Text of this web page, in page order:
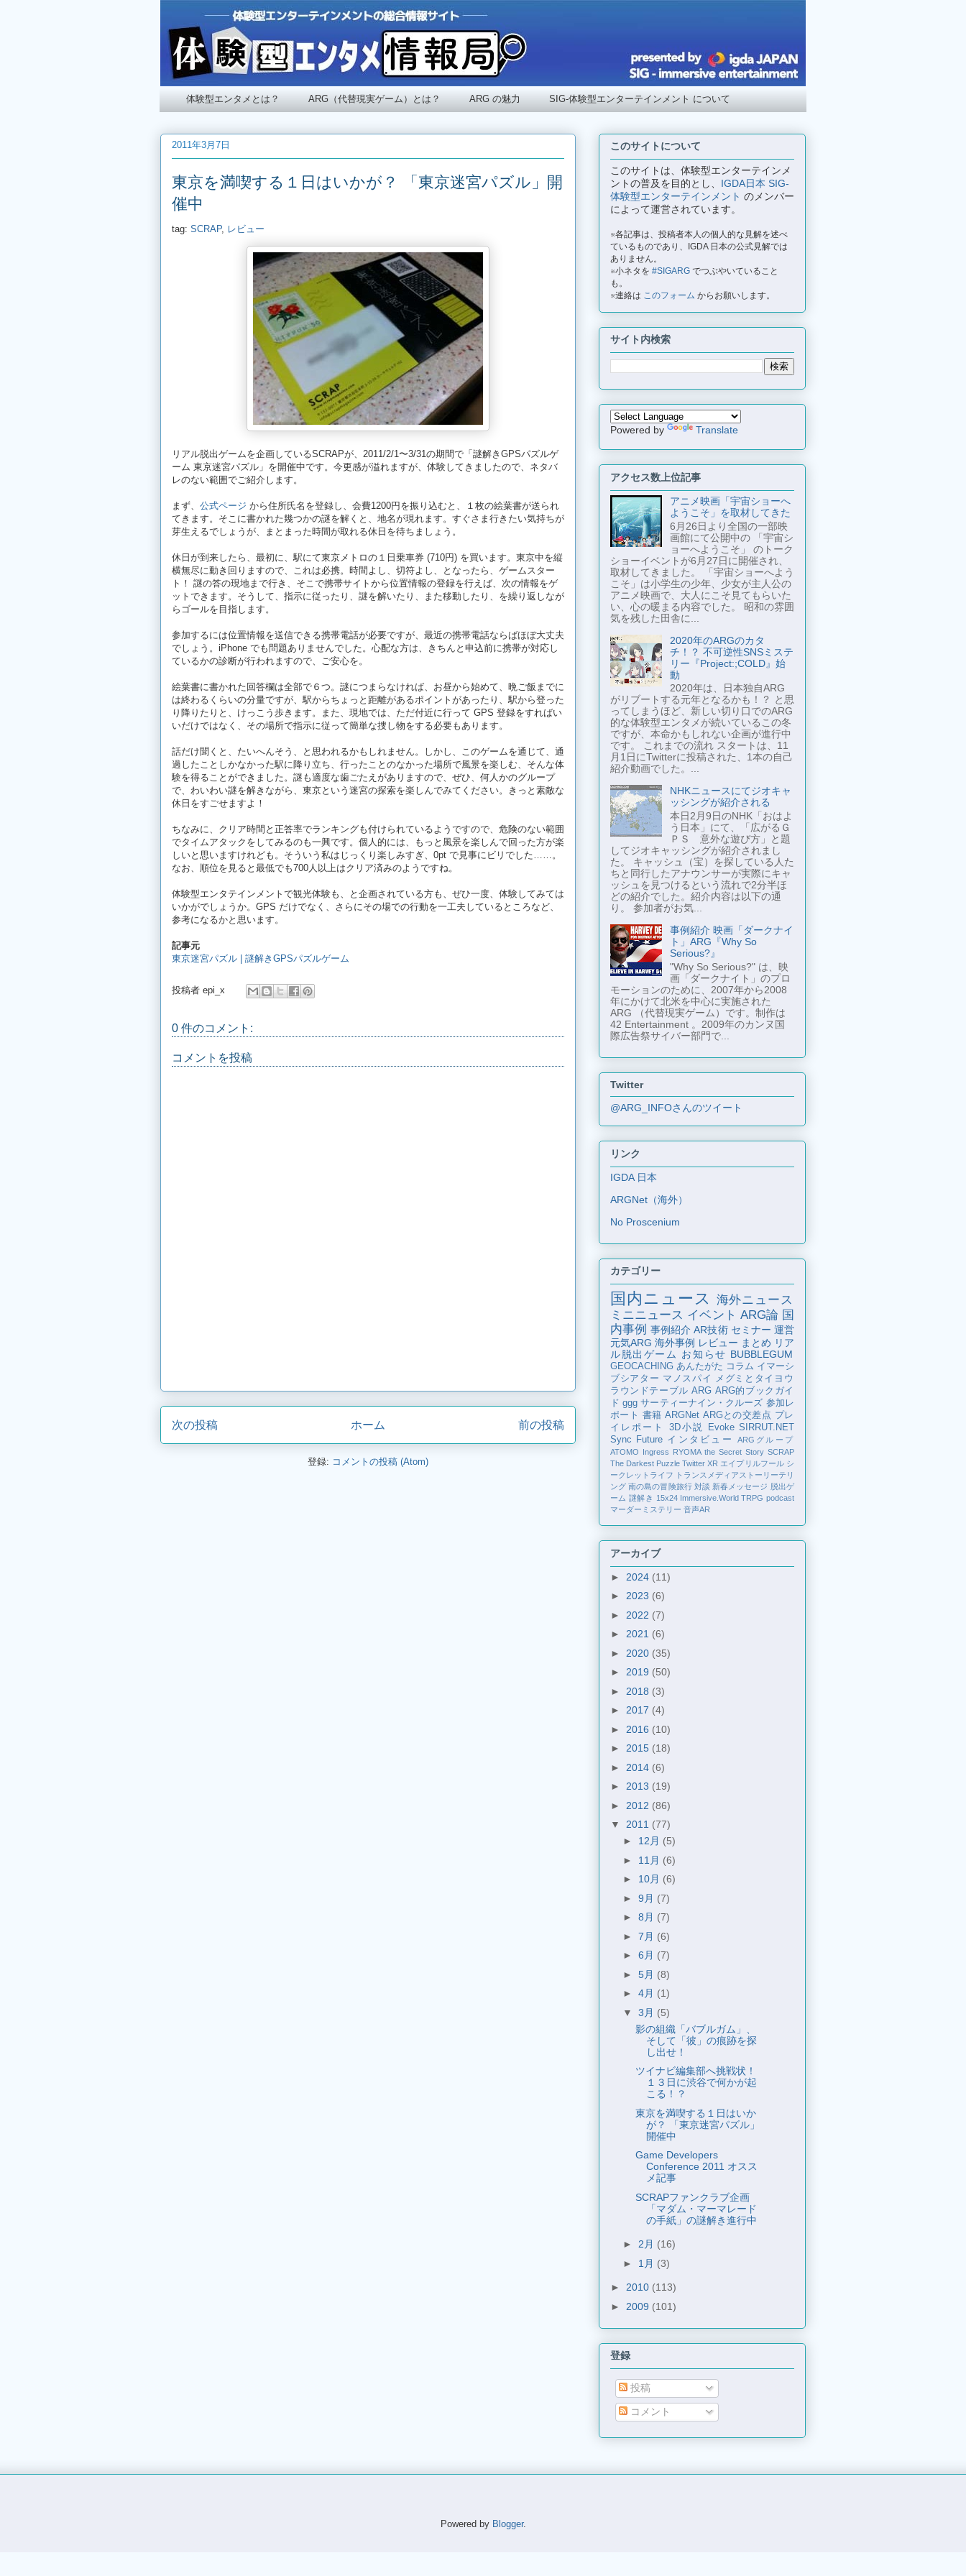
体験型エンタメとは？ ARG（代替現実ゲーム）とは？ ARG の魅力 SIG-体験型エンターテインメント について
2011年3月7日
東京を満喫する１日はいかが？ 「東京迷宮パズル」開
催中
tag: SCRAP, レビュー
リアル脱出ゲームを企画しているSCRAPが、2011/2/1〜3/31の期間で「謎解きGPSパズルゲ
ーム 東京迷宮パズル」を開催中です。今更感が溢れますが、体験してきましたので、ネタバ
レのない範囲でご紹介します。
まず、 公式ページ から住所氏名を登録し、会費1200円を振り込むと、１枚の絵葉書が送られ
てきます。そこに書かれた幾つかの謎を解くと、地名が現れます。すぐさま行きたい気持ちが
芽生えるでしょうが、まとまった時間が取れる休日を待ちましょう。
休日が到来したら、最初に、駅にて東京メトロの１日乗車券 (710円) を買います。東京中を縦
横無尽に動き回りますので、これは必携。時間よし、切符よし、となったら、ゲームスター
ト！ 謎の答の現地まで行き、そこで携帯サイトから位置情報の登録を行えば、次の情報をゲ
ットできます。そうして、指示に従ったり、謎を解いたり、また移動したり、を繰り返しなが
らゴールを目指します。
参加するには位置情報を送信できる携帯電話が必要ですが、最近の携帯電話ならばほぼ大丈夫
でしょう。iPhone でも問題ありませんでした。心配な方は、きちんと申込前に携帯が対応し
ているかの診断が行われますので、ご安心を。
絵葉書に書かれた回答欄は全部で６つ。謎につまらなければ、お昼から始めて、晩ご飯までに
は終わるくらいの分量ですが、駅からちょっと距離があるポイントがあったり、駅から登った
り降りたりと、けっこう歩きます。また、現地では、ただ付近に行って GPS 登録をすればい
いだけではなく、その場所で指示に従って簡単な捜し物をする必要もあります。
話だけ聞くと、たいへんそう、と思われるかもしれません。しかし、このゲームを通じて、通
過したことしかなかった駅に降り立ち、行ったことのなかった場所で風景を楽しむ、そんな体
験を得ることができました。謎も適度な歯ごたえがありますので、ぜひ、何人かのグループ
で、わいわい謎を解きながら、東京という迷宮の探索を楽しんでみてください。きっと素敵な
休日をすごせますよ！
ちなみに、クリア時間と正答率でランキングも付けられているようですので、危険のない範囲
でタイムアタックをしてみるのも一興です。個人的には、もっと風景を楽しんで回った方が楽
しいと思いますけれども。そういう私はじっくり楽しみすぎ、0pt で見事にビリでした……。
なお、順位を見ると最低でも700人以上はクリア済みのようですね。
体験型エンタテインメントで観光体験も、と企画されている方も、ぜひ一度、体験してみては
いかがでしょうか。GPS だけでなく、さらにその場での行動を一工夫しているところなど、
参考になるかと思います。
記事元
東京迷宮パズル | 謎解きGPSパズルゲーム
投稿者 epi_x
0 件のコメント:
コメントを投稿
次の投稿 前の投稿
ホーム
登録: コメントの投稿 (Atom)
このサイトについて
このサイトは、体験型エンターテインメ
ントの普及を目的とし、 IGDA日本 SIG-
体験型エンターテインメント のメンバー
によって運営されています。
※各記事は、投稿者本人の個人的な見解を述べ
ているものであり、IGDA 日本の公式見解では
ありません。
※小ネタを #SIGARG でつぶやいていること
も。
※連絡は このフォーム からお願いします。
サイト内検索
Powered by Translate
アクセス数上位記事
アニメ映画「宇宙ショーへ
ようこそ」を取材してきた
6月26日より全国の一部映
画館にて公開中の 「宇宙シ
ョーへようこそ」 のトーク
ショーイベントが6月27日に開催され、
取材してきました。 「宇宙ショーへよう
こそ」は小学生の少年、少女が主人公の
アニメ映画で、大人にこそ見てもらいた
い、心の暖まる内容でした。 昭和の雰囲
気を残した田舎に...
2020年のARGのカタ
チ！？ 不可逆性SNSミステ
リー『Project:;COLD』始
動
2020年は、日本独自ARG
がリブートする元年となるかも！？ と思
ってしまうほど、新しい切り口でのARG
的な体験型エンタメが続いているこの冬
ですが、本命かもしれない企画が進行中
です。 これまでの流れ スタートは、11
月1日にTwitterに投稿された、1本の自己
紹介動画でした。...
NHKニュースにてジオキャ
ッシングが紹介される
本日2月9日のNHK「おはよ
う日本」にて、「広がるＧ
ＰＳ 意外な遊び方」と題
してジオキャッシングが紹介されまし
た。 キャッシュ（宝）を探している人た
ちと同行したアナウンサーが実際にキャ
ッシュを見つけるという流れで2分半ほ
どの紹介でした。紹介内容は以下の通
り。 参加者がお気...
事例紹介 映画「ダークナイ
ト」ARG『Why So
Serious?』
"Why So Serious?" は、映
画「ダークナイト」のプロ
モーションのために、2007年から2008
年にかけて北米を中心に実施された
ARG （代替現実ゲーム）です。制作は
42 Entertainment 。2009年のカンヌ国
際広告祭サイバー部門で...
Twitter
@ARG_INFOさんのツイート
リンク
IGDA 日本
ARGNet（海外）
No Proscenium
カテゴリー
国内ニュース
海外ニュース
ミニニュース イベント ARG論 国
内事例 事例紹介 AR技術 セミナー 運営
元気ARG 海外事例 レビュー まとめ リア
ル脱出ゲーム
お知らせ BUBBLEGUM
GEOCACHING あんたがた コラム イマーシ
ブシアター マノスパイ
メグミとタイヨウ
ラウンドテーブル ARG ARG的ブックガイ
ド ggg サーティーナイン・クルーズ 参加レ
ポート 書籍 ARGNet ARGとの交差点 プレ
イレポート
3D小説 Evoke SIRRUT.NET
Sync Future インタビュー
ARGグループ
ATOMO Ingress RYOMA the Secret Story SCRAP
The Darkest Puzzle Twitter XR エイプリルフール シ
ークレットライフ
トランスメディアストーリーテリ
ング 南の島の冒険旅行 対談 新春メッセージ 脱出ゲ
ーム 謎解き 15x24 Immersive.World TRPG podcast
マーダーミステリー 音声AR
アーカイブ
► 2024 (11)
► 2023 (6)
► 2022 (7)
► 2021 (6)
► 2020 (35)
► 2019 (50)
► 2018 (3)
► 2017 (4)
► 2016 (10)
► 2015 (18)
► 2014 (6)
► 2013 (19)
► 2012 (86)
▼ 2011 (77)
► 12月 (5)
► 11月 (6)
► 10月 (6)
► 9月 (7)
► 8月 (7)
► 7月 (6)
► 6月 (7)
► 5月 (8)
► 4月 (1)
▼ 3月 (5)
影の組織「バブルガム」、
そして「彼」の痕跡を探
し出せ！
ツイナビ編集部へ挑戦状！
１３日に渋谷で何かが起
こる！？
東京を満喫する１日はいか
が？ 「東京迷宮パズル」
開催中
Game Developers
Conference 2011 オスス
メ記事
SCRAPファンクラブ企画
「マダム・マーマレード
の手紙」の謎解き進行中
► 2月 (16)
► 1月 (3)
► 2010 (113)
► 2009 (101)
登録
投稿
コメント
Powered by Blogger.